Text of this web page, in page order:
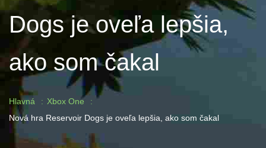
Dogs je oveľa lepšia,
ako som čakal
Hlavná
Xbox One
Nová hra Reservoir Dogs je oveľa lepšia, ako som čakal